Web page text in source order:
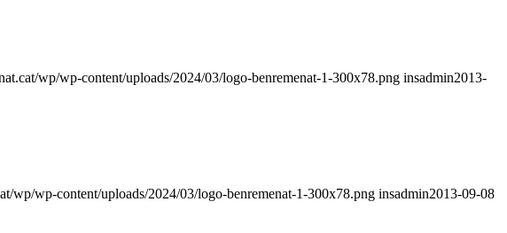
wp/wp-content/uploads/2024/03/logo-benremenat-1-300x78.png insadmin2013-
wp/wp-content/uploads/2024/03/logo-benremenat-1-300x78.png insadmin2013-09-08